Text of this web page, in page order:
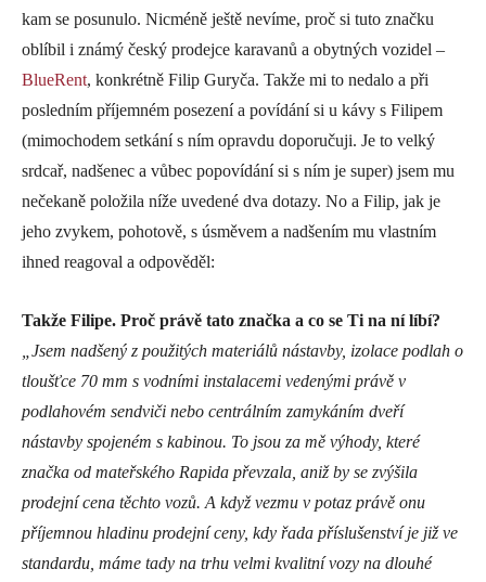
kam se posunulo. Nicméně ještě nevíme, proč si tuto značku
oblíbil i známý český prodejce karavanů a obytných vozidel –
BlueRent, konkrétně Filip Guryča. Takže mi to nedalo a při
posledním příjemném posezení a povídání si u kávy s Filipem
(mimochodem setkání s ním opravdu doporučuji. Je to velký
srdcař, nadšenec a vůbec popovídání si s ním je super) jsem mu
nečekaně položila níže uvedené dva dotazy. No a Filip, jak je
jeho zvykem, pohotově, s úsměvem a nadšením mu vlastním
ihned reagoval a odpověděl:
Takže Filipe. Proč právě tato značka a co se Ti na ní líbí?
„Jsem nadšený z použitých materiálů nástavby, izolace podlah o
tloušťce 70 mm s vodními instalacemi vedenými právě v
podlahovém sendviči nebo centrálním zamykáním dveří
nástavby spojeném s kabinou. To jsou za mě výhody, které
značka od mateřského Rapida převzala, aniž by se zvýšila
prodejní cena těchto vozů. A když vezmu v potaz právě onu
příjemnou hladinu prodejní ceny, kdy řada příslušenství je již ve
standardu, máme tady na trhu velmi kvalitní vozy na dlouhé